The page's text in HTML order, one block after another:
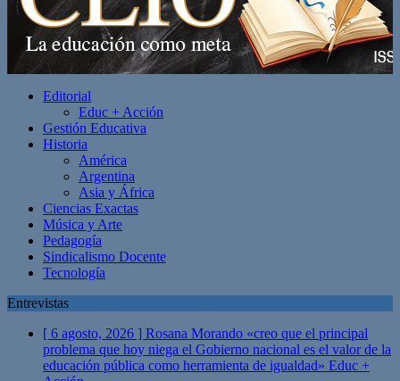
Editorial
Educ + Acción
Gestión Educativa
Historia
América
Argentina
Asia y África
Ciencias Exactas
Música y Arte
Pedagogía
Sindicalismo Docente
Tecnología
Entrevistas
[ 6 agosto, 2026 ] Rosana Morando «creo que el principal
problema que hoy niega el Gobierno nacional es el valor de la
educación pública como herramienta de igualdad» Educ +